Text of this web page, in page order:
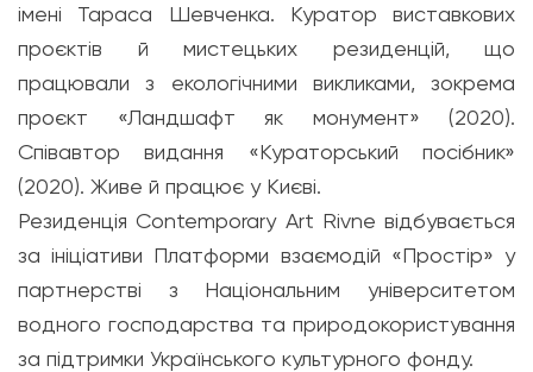
імені Тараса Шевченка. Куратор виставкових
проєктів й мистецьких резиденцій, що
працювали з екологічними викликами, зокрема
проєкт «Ландшафт як монумент» (2020).
Співавтор видання «Кураторський посібник»
(2020). Живе й працює у Києві.
Резиденція Contemporary Art Rivne відбувається
за ініціативи Платформи взаємодій «Простір» у
партнерстві з Національним університетом
водного господарства та природокористування
за підтримки Українського культурного фонду.